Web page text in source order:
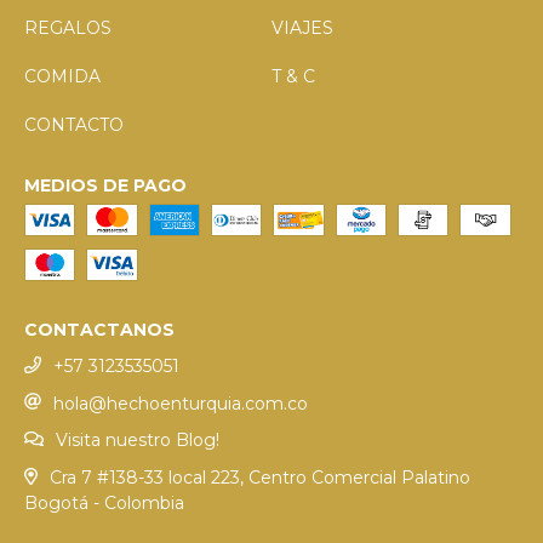
REGALOS VIAJES
COMIDA T & C
CONTACTO
MEDIOS DE PAGO
CONTACTANOS
+57 3123535051
hola@hechoenturquia.com.co
Visita nuestro Blog!
Cra 7 #138-33 local 223, Centro Comercial Palatino
Bogotá - Colombia